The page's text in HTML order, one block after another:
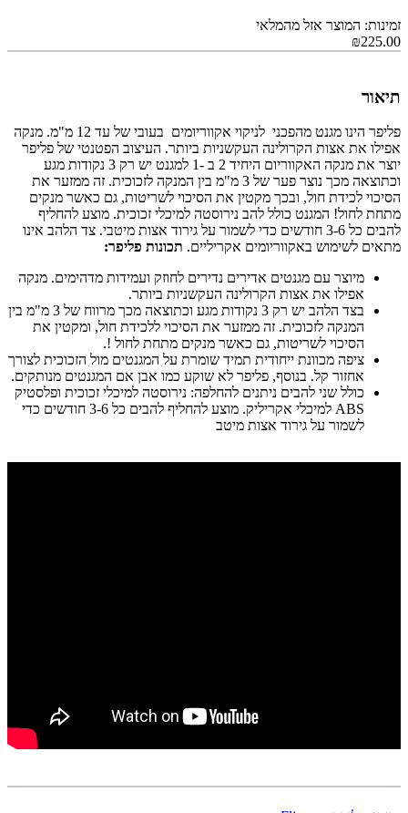
זמינות: המוצר אזל מהמלאי
₪225.00
תיאור
פליפר הינו מגנט מהפכני לניקוי אקווריומים בעובי של עד 12 מ"מ. מנקה
אפילו את אצות הקרולינה העקשניות ביותר. העיצוב הפטנטי של פליפר
יוצר את מנקה האקווריום היחיד 2 ב -1 למגנט יש רק 3 נקודות מגע
וכתוצאה מכך נוצר פער של 3 מ"מ בין המנקה לזכוכית. זה ממזער את
הסיכוי לכידת חול, ובכך מקטין את הסיכוי לשריטות, גם כאשר מנקים
מתחת לחול! המגנט כולל להב נירוסטה למיכלי זכוכית. מוצע להחליף
להבים כל 3-6 חודשים כדי לשמור על גירוד אצות מיטבי. צד הלהב אינו
מתאים לשימוש באקווריומים אקריליים. תכונות פליפר:
מיוצר עם מגנטים אדירים נדירים לחוזק ועמידות מדהימים. מנקה
אפילו את אצות הקרולינה העקשניות ביותר.
בצד הלהב יש רק 3 נקודות מגע וכתוצאה מכך מרווח של 3 מ"מ בין
המנקה לזכוכית. זה ממזער את הסיכוי ללכידת חול, ומקטין את
הסיכוי לשריטות, גם כאשר מנקים מתחת לחול !.
ציפה מכוונת ייחודית תמיד שומרת על המגנטים מול הזכוכית לצורך
אחזור קל. בנוסף, פליפר לא שוקע כמו אבן אם המגנטים מנותקים.
כולל שני להבים ניתנים להחלפה: נירוסטה למיכלי זכוכית ופלסטיק
ABS למיכלי אקריליק. מוצע להחליף להבים כל 3-6 חודשים כדי
לשמור על גירוד אצות מיטב